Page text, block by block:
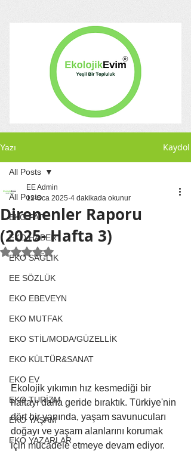
Yazı Kaydol
All Posts
EKO PATİ
EKO HABER
EKO SAĞLIK
EE SÖZLÜK
EKO EBEVEYN
EKO MUTFAK
EKO STİL/MODA/GÜZELLİK
EKO KÜLTÜR&SANAT
EKO EV
EKO TURİZM
EKO YAŞAM
EKO YAZARLAR
All Posts
Direnenler Raporu
(2025- Hafta 3)
EE Admin
12 Oca 2025 4 dakikada okunur
5 üzerinden NaN yıldız
Ekolojik yıkımın hız kesmediği bir
haftayı daha geride bıraktık. Türkiye'nin
dört bir yanında, yaşam savunucuları
doğayı ve yaşam alanlarını korumak
için mücadele etmeye devam ediyor.